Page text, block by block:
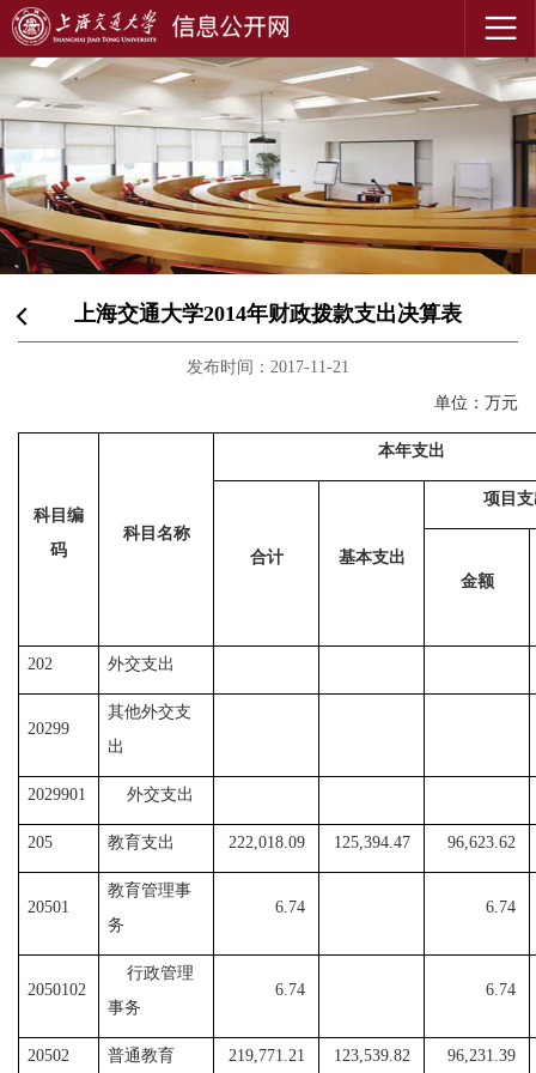
上海交通大学2014年财政拨款支出决算表
发布时间：2017-11-21
单位：万元
科目编
码
科目名称
本年支出
合计 基本支出
项目支
金额
202 外交支出
20299
其他外交支
出
2029901 外交支出
205 教育支出 222,018.09 125,394.47 96,623.62
20501
教育管理事
务
6.74 6.74
2050102
行政管理
事务
6.74 6.74
20502 普通教育 219,771.21 123,539.82 96,231.39